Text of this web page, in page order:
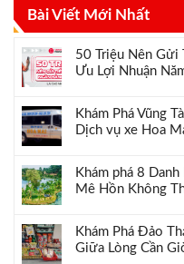
Bài Viết Mới Nhất
50 Triệu Nên Gửi
Ưu Lợi Nhuận
Khám Phá Vũng
Dịch vụ xe Hoa
Khám phá 8
Mê Hồn Không
Khám Phá Đảo
Giữa Lòng Cần